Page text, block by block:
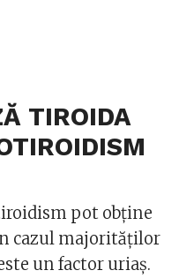
TIROIDA
pot obține
cazul majorităților
un factor uriaș.